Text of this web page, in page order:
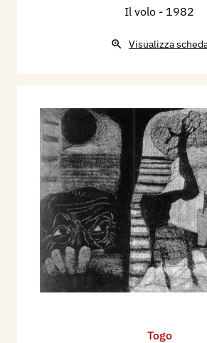
Il volo - 1982
Visualizza
Togo